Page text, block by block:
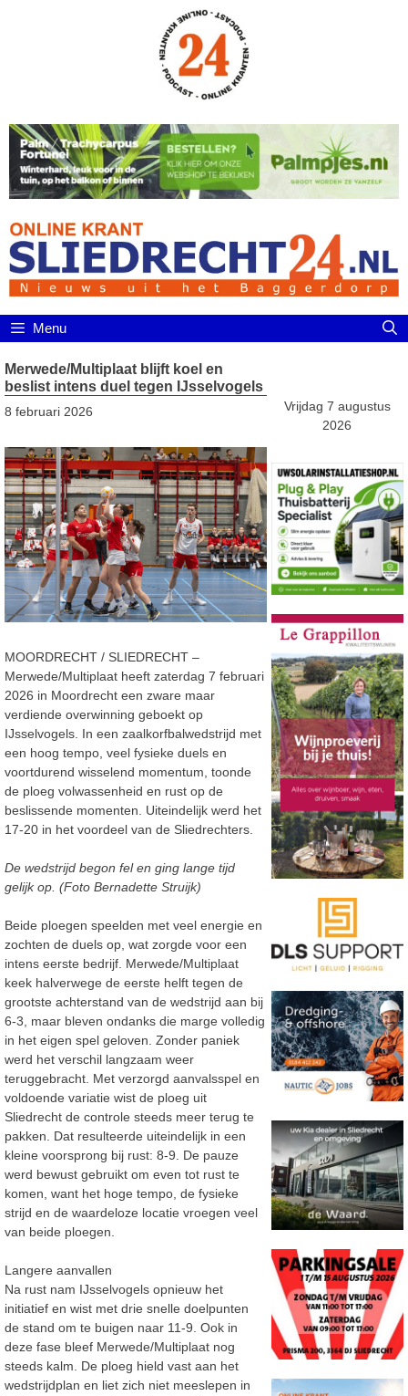
Menu
Merwede/Multiplaat blijft koel en
beslist intens duel tegen IJsselvogels
8 februari 2026
MOORDRECHT / SLIEDRECHT –
Merwede/Multiplaat heeft zaterdag 7 februari
2026 in Moordrecht een zware maar
verdiende overwinning geboekt op
IJsselvogels. In een zaalkorfbalwedstrijd met
een hoog tempo, veel fysieke duels en
voortdurend wisselend momentum, toonde
de ploeg volwassenheid en rust op de
beslissende momenten. Uiteindelijk werd het
17-20 in het voordeel van de Sliedrechters.
De wedstrijd begon fel en ging lange tijd
gelijk op. (Foto Bernadette Struijk)
Beide ploegen speelden met veel energie en
zochten de duels op, wat zorgde voor een
intens eerste bedrijf. Merwede/Multiplaat
keek halverwege de eerste helft tegen de
grootste achterstand van de wedstrijd aan bij
6-3, maar bleven ondanks die marge volledig
in het eigen spel geloven. Zonder paniek
werd het verschil langzaam weer
teruggebracht. Met verzorgd aanvalsspel en
voldoende variatie wist de ploeg uit
Sliedrecht de controle steeds meer terug te
pakken. Dat resulteerde uiteindelijk in een
kleine voorsprong bij rust: 8-9. De pauze
werd bewust gebruikt om even tot rust te
komen, want het hoge tempo, de fysieke
strijd en de waardeloze locatie vroegen veel
van beide ploegen.
Langere aanvallen
Na rust nam IJsselvogels opnieuw het
initiatief en wist met drie snelle doelpunten
de stand om te buigen naar 11-9. Ook in
deze fase bleef Merwede/Multiplaat nog
steeds kalm. De ploeg hield vast aan het
wedstrijdplan en liet zich niet meeslepen in
Vrijdag 7 augustus
2026